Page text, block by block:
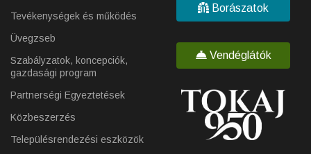
Tevékenységek és működés
Üvegzseb
Szabályzatok, koncepciók,
gazdasági program
Partnerségi Egyeztetések
Közbeszerzés
Településrendezési eszközök
Borászatok
Vendéglátók